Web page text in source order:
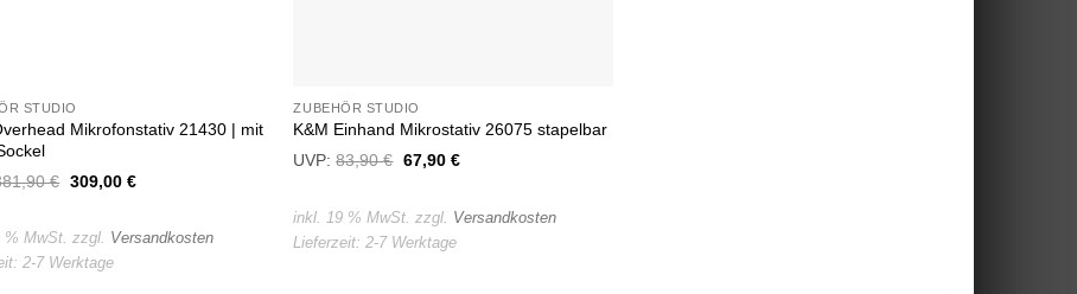
STUDIO
Mikrofonstativ 21430 | mit
€ Ursprünglicher
381,90 €
309,00 €Aktueller
309,00 €.
% MwSt. zzgl. Versandkosten
2-7 Werktage
ZUBEHÖR STUDIO
K&M Einhand Mikrostativ 26075 stapelbar
UVP: 83,90€ Ursprünglicher
83,90 €
67,90 €Aktueller
67,90 €.
inkl. 19 % MwSt. zzgl. Versandkosten
Lieferzeit:2-7 Werktage